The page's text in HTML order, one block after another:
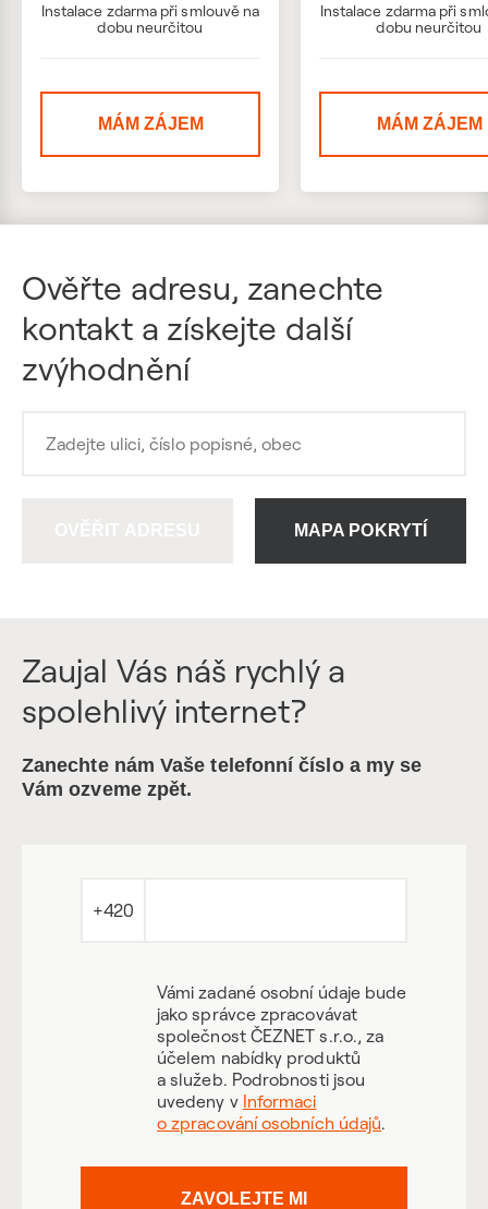
Instalace zdarma při smlouvě na
dobu neurčitou
MÁM ZÁJEM
Instalace zdarma při
dobu neurčitou
MÁM ZÁJEM
Ověřte adresu, zanechte
kontakt a získejte další
zvýhodnění
MAPA POKRYTÍ
Zaujal Vás náš rychlý a
spolehlivý internet?
Zanechte nám Vaše telefonní číslo a my se
Vám ozveme zpět.
+420
Vámi zadané osobní údaje bude
jako správce zpracovávat
společnost ČEZNET s.r.o., za
účelem nabídky produktů
a služeb. Podrobnosti jsou
uvedeny v Informaci
o zpracování osobních údajů.
ZAVOLEJTE MI